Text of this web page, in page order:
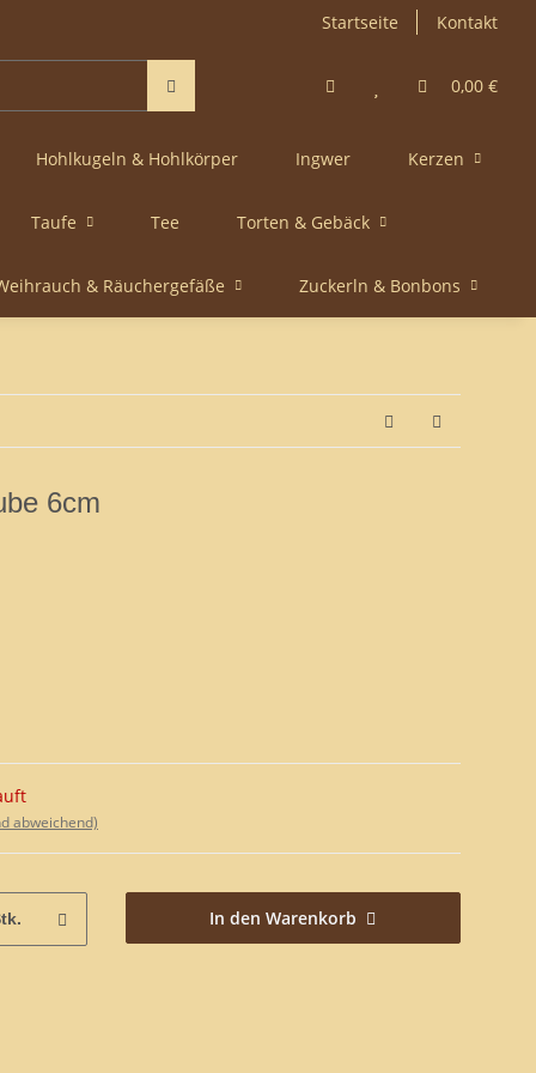
Startseite Kontakt
0,00 €
Hohlkugeln & Hohlkörper Ingwer Kerzen
Taufe Tee Torten & Gebäck
& Räuchergefäße Zuckerln & Bonbons
6cm
abweichend)
In den Warenkorb